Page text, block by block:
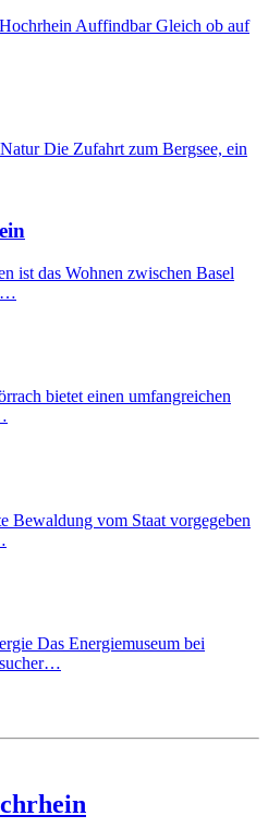
Auffindbar Gleich ob auf
Die Zufahrt zum Bergsee, ein
ist das Wohnen zwischen Basel
bietet einen umfangreichen
Bewaldung vom Staat vorgegeben
Das Energiemuseum bei